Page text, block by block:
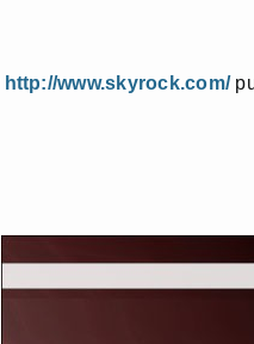
http://www.skyrock.com/